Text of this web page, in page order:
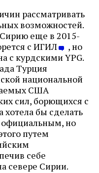
рассматривать
возможностей.
Сирию еще в 2015-
с ИГИЛ
, но
с курдскими YPG.
Турция
национальной
США
сил, борющихся с
бы сделать
официальным, но
путем
себе
севере Сирии.